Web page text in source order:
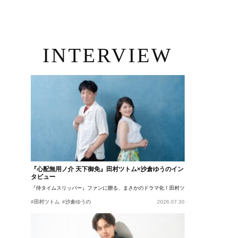
INTERVIEW
『心配無用ノ介 天下御免』田村ツトム×沙倉ゆうのイン
タビュー
『侍タイムスリッパー』ファンに贈る、まさかのドラマ化！田村ツトム×沙倉ゆうのが語
#田村ツトム #沙倉ゆうの 2026.07.30